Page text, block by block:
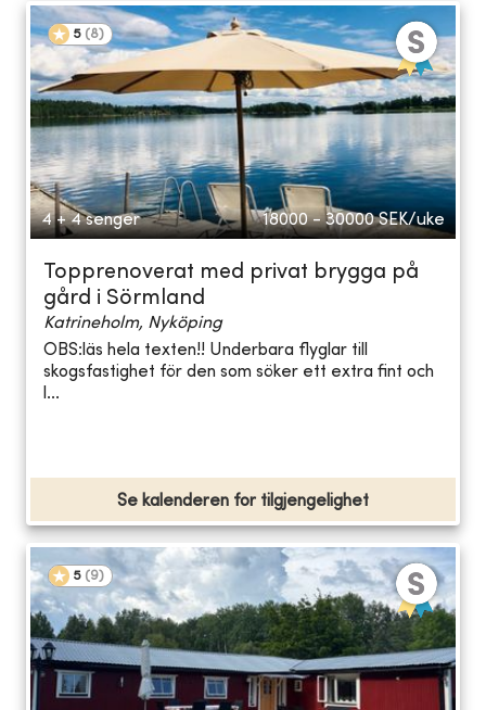
5 (8)
4 + 4 senger 18000 - 30000 SEK/uke
Topprenoverat med privat brygga på
gård i Sörmland
Katrineholm, Nyköping
OBS:läs hela texten!! Underbara flyglar till
skogsfastighet för den som söker ett extra fint och
l...
Se kalenderen for tilgjengelighet
5 (9)